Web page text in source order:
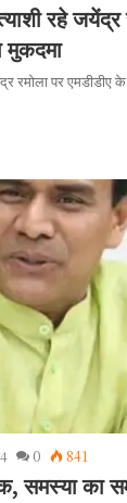
रहे जयेंद्र
मुकदमा
रमोला पर एमडीडीए
0 841
समस्या का